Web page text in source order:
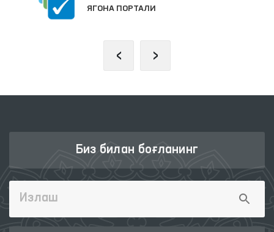
ЯГОНА ПОРТАЛИ
‹ ›
Биз билан боғланинг